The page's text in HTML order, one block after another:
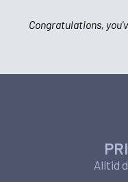
Congratulations,
Alltid